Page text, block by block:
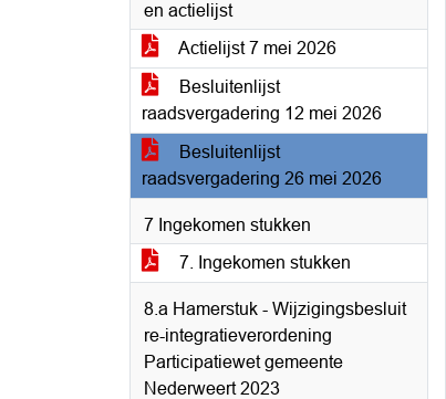
en actielijst
Actielijst 7 mei 2026
Besluitenlijst
raadsvergadering 12 mei 2026
Besluitenlijst
raadsvergadering 26 mei 2026
7 Ingekomen stukken
7. Ingekomen stukken
8.a Hamerstuk - Wijzigingsbesluit
re-integratieverordening
Participatiewet gemeente
Nederweert 2023